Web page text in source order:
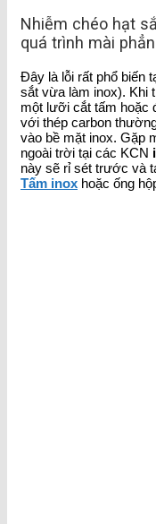
Nhiễm chéo hạt
quá trình mài
Đây là lỗi rất phổ biến
sắt vừa làm inox). Khi
một lưỡi cắt tấm hoặc
với thép carbon
vào bề mặt inox. Gặp
ngoài trời tại các KCN
này sẽ rỉ sét trước và
Tấm inox hoặc ống